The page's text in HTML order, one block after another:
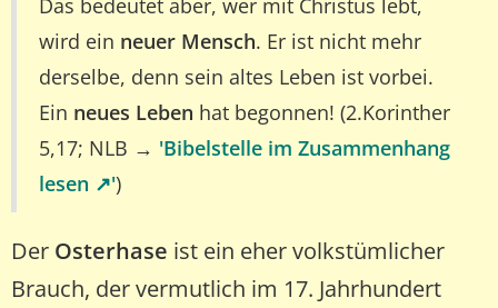
Das bedeutet aber, wer mit Christus lebt,
wird ein neuer Mensch. Er ist nicht mehr
derselbe, denn sein altes Leben ist vorbei.
Ein neues Leben hat begonnen! (2.Korinther
5,17; NLB → 'Bibelstelle im Zusammenhang
lesen ↗️')
Der Osterhase ist ein eher volkstümlicher
Brauch, der vermutlich im 17. Jahrhundert